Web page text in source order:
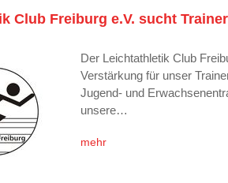
Club Freiburg e.V. sucht
Der Leichtathletik Club
Verstärkung für unser
Jugend- und
unsere…
mehr